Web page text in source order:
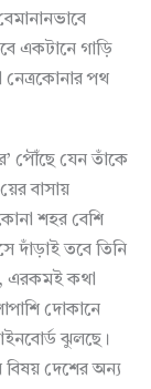
একটানে গাড়ি
নেত্রকোনার পথ
পৌঁছে যেন তাঁকে
বাসায়
শহর বেশি
দাঁড়াই তবে তিনি
এরকমই কথা
দোকানে
ঝুলছে।
দেশের অন্য